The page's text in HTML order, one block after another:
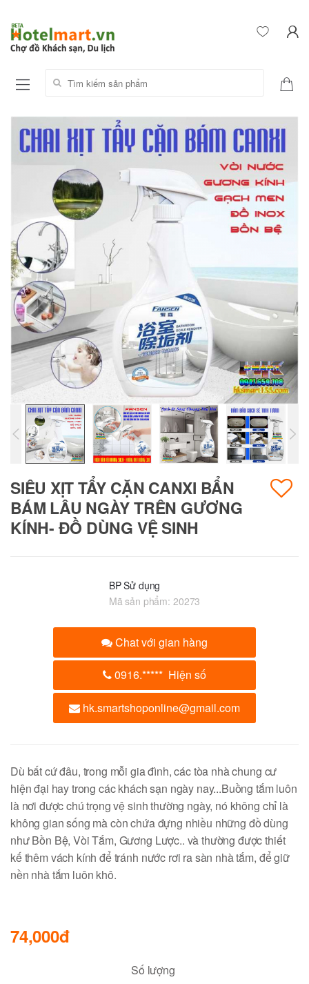
Tìm kiếm sản phẩm:
SIÊU XỊT TẨY CẶN CANXI BẨN
BÁM LÂU NGÀY TRÊN GƯƠNG
KÍNH- ĐỒ DÙNG VỆ SINH
BP Sử dụng
Mã sản phẩm: 20273
Chat với gian hàng
0916.***** Hiện số
hk.smartshoponline@gmail.com
Dù bất cứ đâu, trong mỗi gia đình, các tòa nhà chung cư
hiện đại hay trong các khách sạn ngày nay...Buồng tắm luôn
là nơi được chú trọng vệ sinh thường ngày, nó không chỉ là
không gian sống mà còn chứa đựng nhiều những đồ dùng
như Bồn Bệ, Vòi Tắm, Gương Lược.. và thường được thiết
kế thêm vách kính để tránh nước rơi ra sàn nhà tắm, để giữ
nền nhà tắm luôn khô.
74,000đ
Số lượng